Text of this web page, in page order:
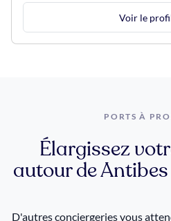
Voir le
PORTS À
Élargissez
autour de
D'autres conciergeries vous